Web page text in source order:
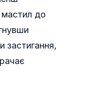
мастил до
застигання,